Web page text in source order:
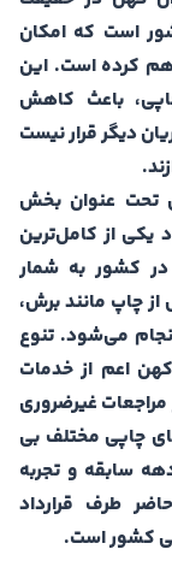
است که امکان
کرده است. این
باعث کاهش
دیگر قرار نیست
تحت عنوان بخش
یکی از کامل‌ترین
کشور به شمار
چاپ مانند برش،
می‌شود. تنوع
اعم از خدمات
غیرضروری
چاپی مختلف بی
سابقه و تجربه
طرف قرارداد
کشور است.